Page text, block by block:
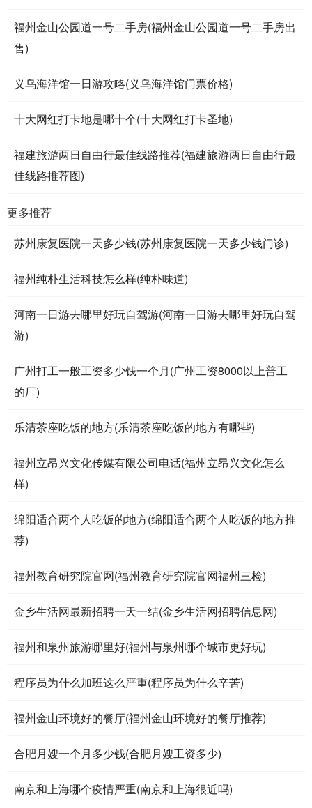
福州金山公园道一号二手房(福州金山公园道一号二手房出
售)
义乌海洋馆一日游攻略(义乌海洋馆门票价格)
十大网红打卡地是哪十个(十大网红打卡圣地)
福建旅游两日自由行最佳线路推荐(福建旅游两日自由行最
佳线路推荐图)
更多推荐
苏州康复医院一天多少钱(苏州康复医院一天多少钱门诊)
福州纯朴生活科技怎么样(纯朴味道)
河南一日游去哪里好玩自驾游(河南一日游去哪里好玩自驾
游)
广州打工一般工资多少钱一个月(广州工资8000以上普工
的厂)
乐清茶座吃饭的地方(乐清茶座吃饭的地方有哪些)
福州立昂兴文化传媒有限公司电话(福州立昂兴文化怎么
样)
绵阳适合两个人吃饭的地方(绵阳适合两个人吃饭的地方推
荐)
福州教育研究院官网(福州教育研究院官网福州三检)
金乡生活网最新招聘一天一结(金乡生活网招聘信息网)
福州和泉州旅游哪里好(福州与泉州哪个城市更好玩)
程序员为什么加班这么严重(程序员为什么辛苦)
福州金山环境好的餐厅(福州金山环境好的餐厅推荐)
合肥月嫂一个月多少钱(合肥月嫂工资多少)
南京和上海哪个疫情严重(南京和上海很近吗)